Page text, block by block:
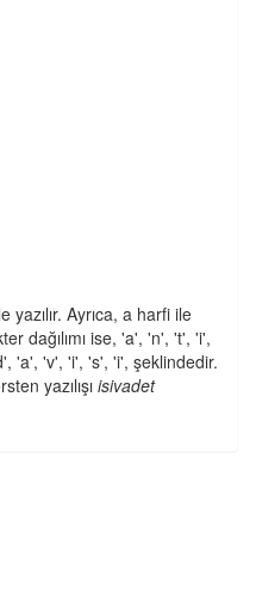
yazılır. Ayrıca, a harfi ile
dağılımı ise, 'a', 'n', 't', 'i',
'a', 'v', 'i', 's', 'i', şeklindedir.
yazılışı isivadet